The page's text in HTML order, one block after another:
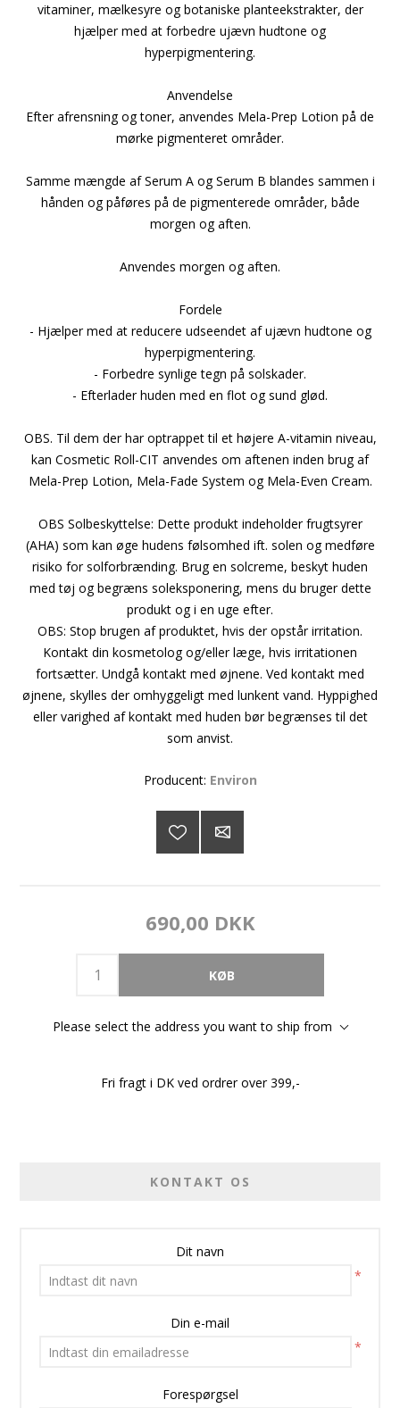
vitaminer, mælkesyre og botaniske planteekstrakter, der
hjælper med at forbedre ujævn hudtone og
hyperpigmentering.
Anvendelse
Efter afrensning og toner, anvendes Mela-Prep Lotion på de
mørke pigmenteret områder.
Samme mængde af Serum A og Serum B blandes sammen i
hånden og påføres på de pigmenterede områder, både
morgen og aften.
Anvendes morgen og aften.
Fordele
- Hjælper med at reducere udseendet af ujævn hudtone og
hyperpigmentering.
- Forbedre synlige tegn på solskader.
- Efterlader huden med en flot og sund glød.
OBS. Til dem der har optrappet til et højere A-vitamin niveau,
kan Cosmetic Roll-CIT anvendes om aftenen inden brug af
Mela-Prep Lotion, Mela-Fade System og Mela-Even Cream.
OBS Solbeskyttelse: Dette produkt indeholder frugtsyrer
(AHA) som kan øge hudens følsomhed ift. solen og medføre
risiko for solforbrænding. Brug en solcreme, beskyt huden
med tøj og begræns soleksponering, mens du bruger dette
produkt og i en uge efter.
OBS: Stop brugen af produktet, hvis der opstår irritation.
Kontakt din kosmetolog og/eller læge, hvis irritationen
fortsætter. Undgå kontakt med øjnene. Ved kontakt med
øjnene, skylles der omhyggeligt med lunkent vand. Hyppighed
eller varighed af kontakt med huden bør begrænses til det
som anvist.
Producent: Environ
690,00 DKK
Please select the address you want to ship from
Fri fragt i DK ved ordrer over 399,-
KONTAKT OS
Dit navn
*
Din e-mail
*
Forespørgsel